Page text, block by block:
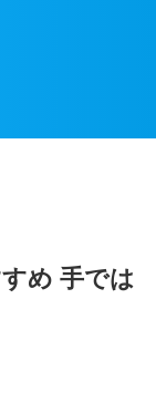
め 手では